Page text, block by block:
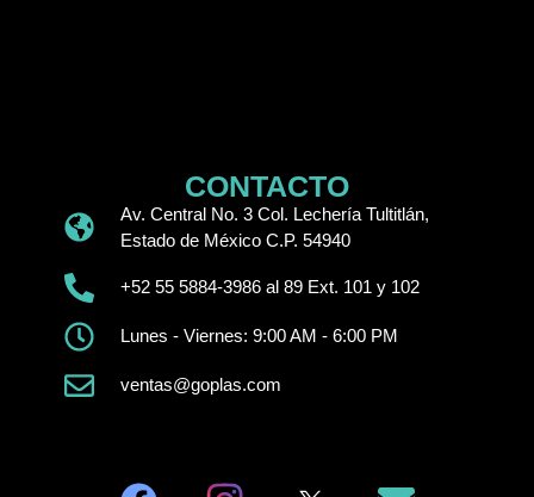
CONTACTO
Av. Central No. 3 Col. Lechería Tultitlán,
Estado de México C.P. 54940
+52 55 5884-3986 al 89 Ext. 101 y 102
Lunes - Viernes: 9:00 AM - 6:00 PM
ventas@goplas.com